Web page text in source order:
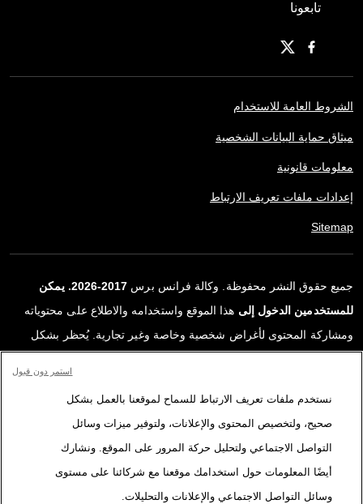
تابعونا
الشروط العامة للاستخدام
ميثاق حماية البيانات الشخصية
معلومات قانونية
إعدادات ملفات تعريف الارتباط
Sitemap
جميع حقوق النشر محفوظة. وكالة فرانس برس
2017-2026. يمكن
للمستخدمين الدخول إلى هذا الموقع واستخدامه والاطلاع على محتوياته
ومشاركة المحتوى لأغراض شخصية وخاصة وغير تجارية. يُحظر بشكل
ترخيص محددة موقعة مع وكالة فرانس برس. المواد والروابط الواردة في
التقارير، والتي لم تنتجها وكالة فرانس برس، مستخدمة فقط وبالقدر
اللازم كعناصر إثبات لمحتوى هذه التقارير. لم تحصل فرانس برس على أي
حقوق من المؤلفين أو مالكي حقوق النشر لهذا المحتوى ولا تتحمّل أي
نستخدم ملفات تعريف الارتباط للسماح لموقعنا بالعمل بشكل
صحيح، ولتخصيص المحتوى والإعلانات، ولتوفير ميزات وسائل
التواصل الاجتماعي ولتحليل حركة المرور على الموقع. ونشارك
أيضًا المعلومات حول استخدامك موقعنا مع شركائنا على مستوى
وسائل التواصل الاجتماعي والإعلانات والتحليلات.
استمر دون قبول